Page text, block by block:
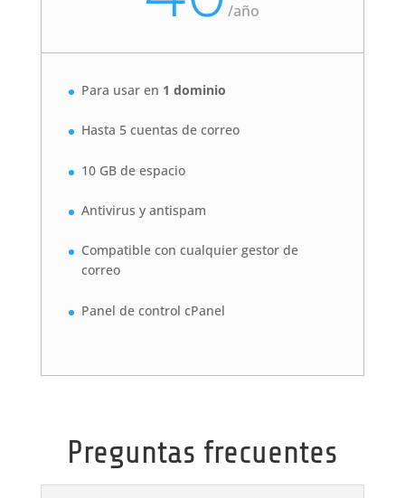
/año
Para usar en 1 dominio
Hasta 5 cuentas de correo
10 GB de espacio
Antivirus y antispam
Compatible con cualquier gestor de
correo
Panel de control cPanel
Preguntas frecuentes